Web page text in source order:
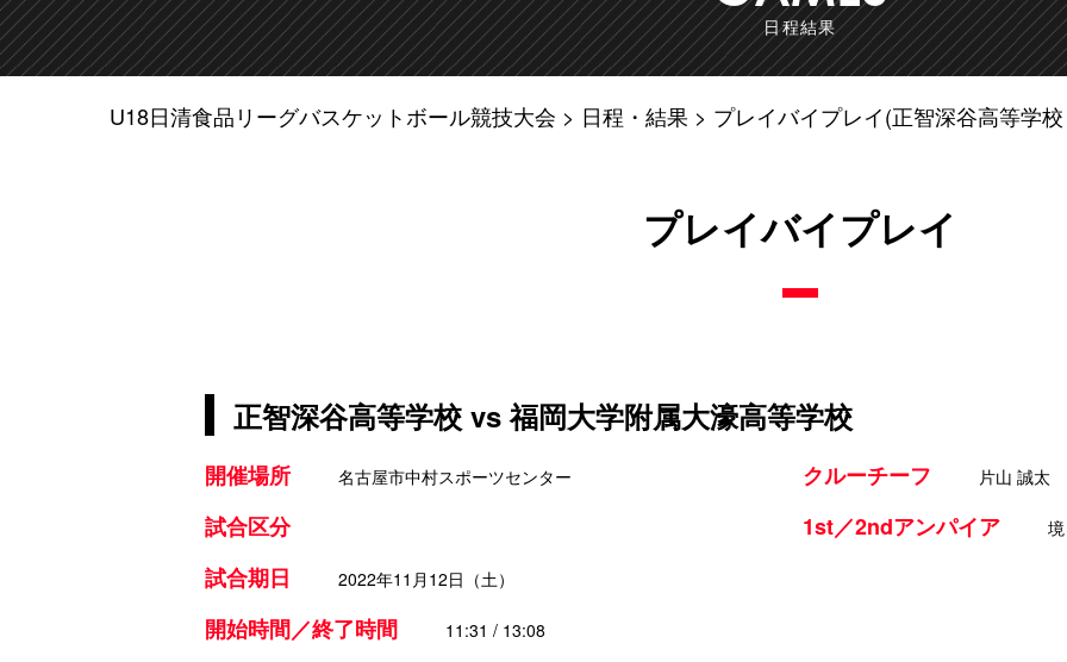
日程結果
U18日清食品リーグバスケットボール競技大会 日程・結果 プレイバイプレイ(正智深谷高等学
プレイバイプレイ
正智深谷高等学校 vs 福岡大学附属大濠高等学校
開催場所 名古屋市中村スポーツセンター
試合区分
試合期日
2022年11月12日（土）
開始時間／終了時間 11:31 / 13:08
クルーチーフ 片山 誠太
1st／2ndアンパイア